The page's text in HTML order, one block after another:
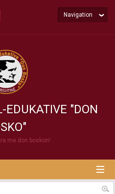
EDUKATIVE "DON
me don boskon!
Navigation